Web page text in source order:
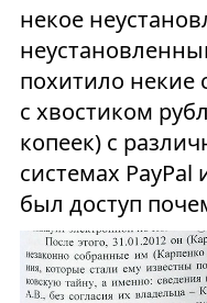
некое
похитило некие
с хвостиком
копеек) с
системах
был доступ